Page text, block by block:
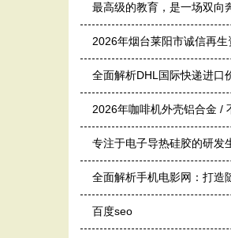
最高级的教育，是一场双向
2026年烟台莱阳市诚信再
全面解析DHL国际快递进口
2026年咖啡机外壳铝合金 /
专注于电子导热硅胶的研发
全面解析手机电影网：打造
百度seo